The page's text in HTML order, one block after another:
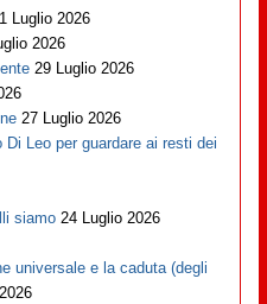
Luglio 2026
2026
29 Luglio 2026
27 Luglio 2026
Di Leo per guardare ai resti dei
siamo 24 Luglio 2026
universale e la caduta (degli